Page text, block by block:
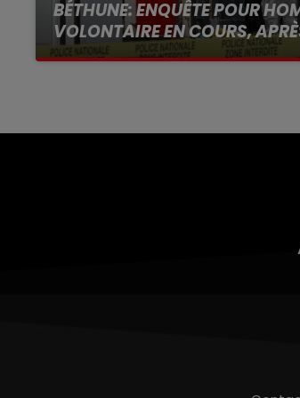
BÉTHUNE: ENQUÊTE POUR
VOLONTAIRE EN COURS,
Selon les premiers éléments, le